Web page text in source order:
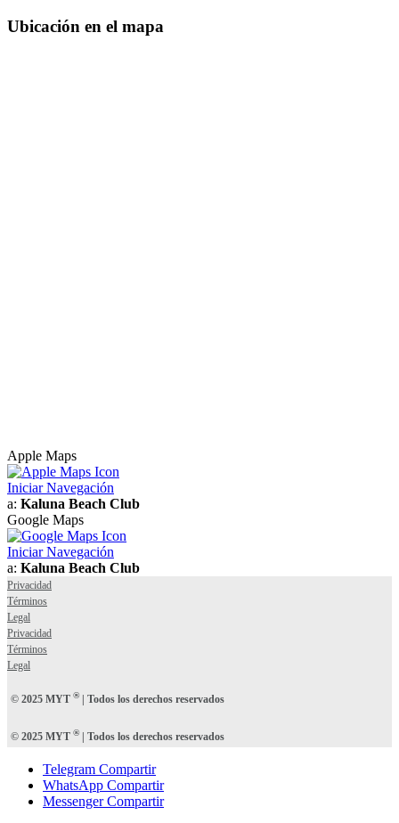
Ubicación en el mapa
Apple Maps
Iniciar Navegación
a: Kaluna Beach Club
Google Maps
Iniciar Navegación
a: Kaluna Beach Club
Privacidad
Términos
Legal
Privacidad
Términos
Legal
© 2025 MYT ®| Todos los derechos reservados
© 2025 MYT ®| Todos los derechos reservados
Telegram Compartir
WhatsApp Compartir
Messenger Compartir